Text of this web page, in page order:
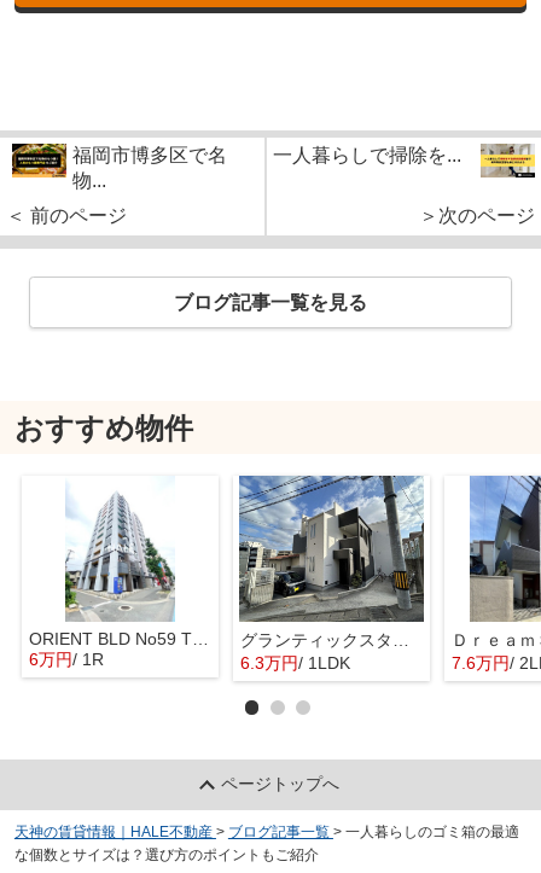
福岡市博多区で名
物...
＜ 前のページ
一人暮らしで掃除を...
＞次のページ
ブログ記事一覧を見る
おすすめ物件
ORIENT BLD No59 TWINS
6万円/ 1R
6.3万円/ 1LDK 7.6万円/
ページトップへ
天神の賃貸情報｜HALE不動産 > ブログ記事一覧 > 一人暮らしのゴミ箱の最適
な個数とサイズは？選び方のポイントもご紹介